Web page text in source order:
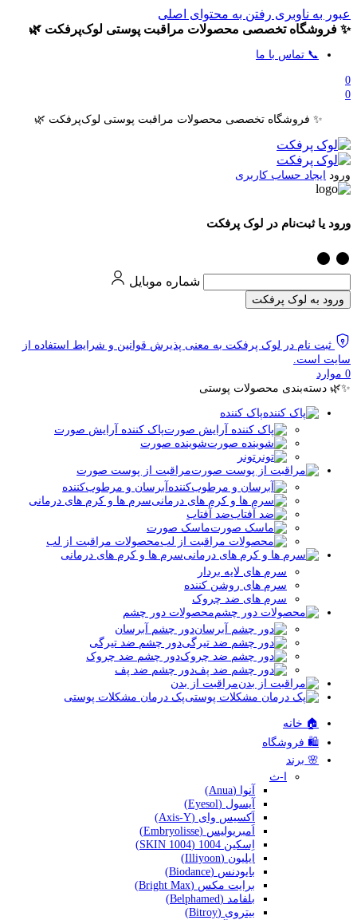
عبور به ناوبری رفتن به محتوای اصلی
✨ فروشگاه تخصصی محصولات مراقبت پوستی لوک‌پرفکت 🌿
📞 تماس با ما
0
0
✨ فروشگاه تخصصی محصولات مراقبت پوستی لوک‌پرفکت 🌿
ورود ایجاد حساب کاربری
ورود یا ثبت‌نام در لوک پرفکت
شماره موبایل
ورود به لوک پرفکت
ثبت نام در لوک پرفکت به معنی پذیرش قوانین و شرایط استفاده از
سایت است.
0 موارد
✨🌿 دسته‌بندی محصولات پوستی
پاک کننده
پاک کننده آرایش صورت
شوینده صورت
تونر
مراقبت از پوست صورت
آبرسان و مرطوب‌کننده
سرم ها و کرم های درمانی
ضد آفتاب
ماسک صورت
محصولات مراقبت از لب
سرم ها و کرم های درمانی
سرم های لایه بردار
سرم های روشن کننده
سرم های ضد چروک
محصولات دور چشم
دور چشم آبرسان
دور چشم ضد تیرگی
دور چشم ضد چروک
دور چشم ضد پف
مراقبت از بدن
پک درمان مشکلات پوستی
🏠 خانه
🛍️ فروشگاه
🌸 برند
ا-ث
آنوا (Anua)
آیسول (Eyesol)
اَکسیس وای (Axis-Y)
اَمبریولیس (Embryolisse)
اِسکین 1004 (SKIN 1004)
ایلیون (Illiyoon)
بایودنس (Biodance)
برایت مکس (Bright Max)
بلفامد (Belphamed)
بیتروی (Bitroy)